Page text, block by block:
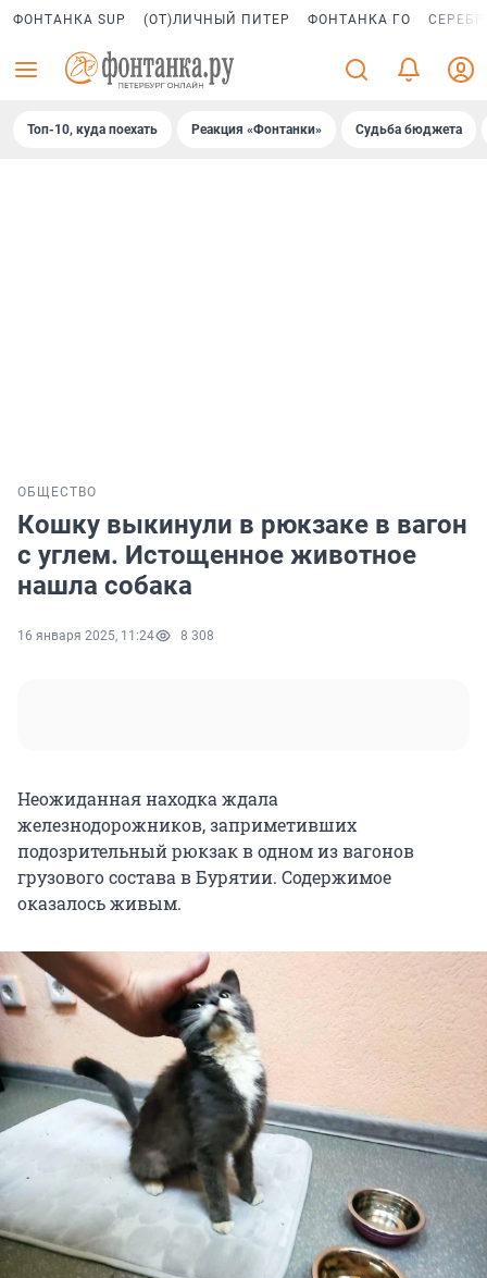
ФОНТАНКА SUP (ОТ)ЛИЧНЫЙ ПИТЕР ФОНТАНКА ГО
Топ-10, куда поехать Реакция «Фонтанки» Судьба бюджета
ОБЩЕСТВО
Кошку выкинули в рюкзаке в вагон
с углем. Истощенное животное
нашла собака
16 января 2025, 11:24 8 308
Неожиданная находка ждала
железнодорожников, заприметивших
подозрительный рюкзак в одном из вагонов
грузового состава в Бурятии. Содержимое
оказалось живым.